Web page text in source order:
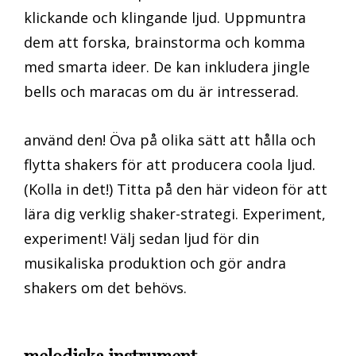
klickande och klingande ljud. Uppmuntra
dem att forska, brainstorma och komma
med smarta ideer. De kan inkludera jingle
bells och maracas om du är intresserad.
använd den! Öva på olika sätt att hålla och
flytta shakers för att producera coola ljud.
(Kolla in det!) Titta på den här videon för att
lära dig verklig shaker-strategi. Experiment,
experiment! Välj sedan ljud för din
musikaliska produktion och gör andra
shakers om det behövs.